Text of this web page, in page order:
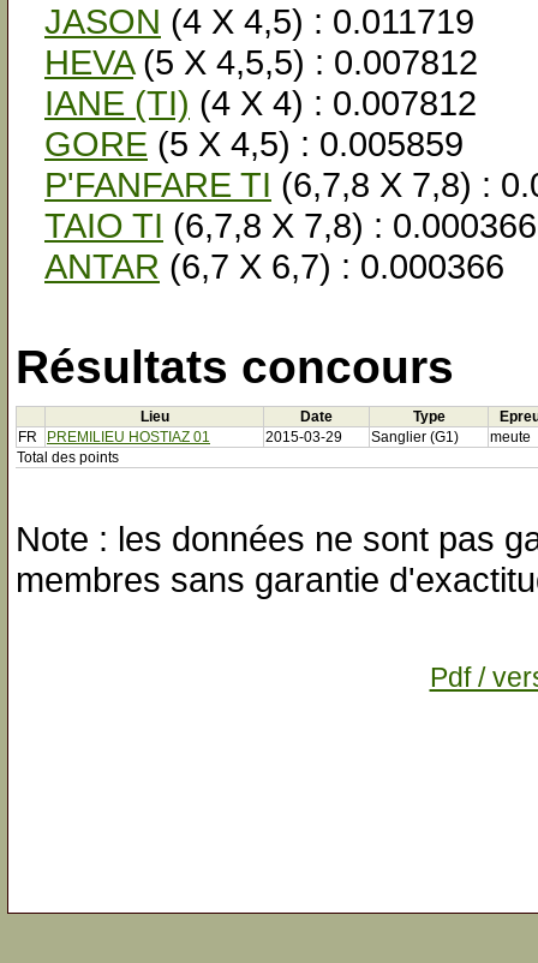
JASON (4 X 4,5) : 0.011719
HEVA(5 X 4,5,5) : 0.007812
IANE (TI) (4 X 4) : 0.007812
GORE (5 X 4,5) : 0.005859
P'FANFARE TI (6,7,8 X 7,8) :
TAIO TI (6,7,8 X 7,8) : 0.000366
ANTAR (6,7 X 6,7) : 0.000366
Résultats concours
Lieu Date Type
FR
PREMILIEU HOSTIAZ 01 2015-03-29 Sanglier (G1)
meute
Total des points
Note : les données ne sont pas
membres sans garantie
Pdf /